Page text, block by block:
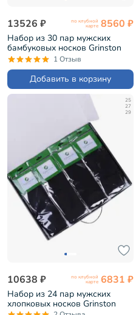
13526 ₽ по клубной
карте 8560 ₽
Набор из 30 пар мужских
бамбуковых носков Grinston
черные (PG-15D11-30)
1 Отзыв
Добавить в корзину
25
27
29
10638 ₽ по клубной
карте 6831 ₽
Набор из 24 пар мужских
хлопковых носков Grinston